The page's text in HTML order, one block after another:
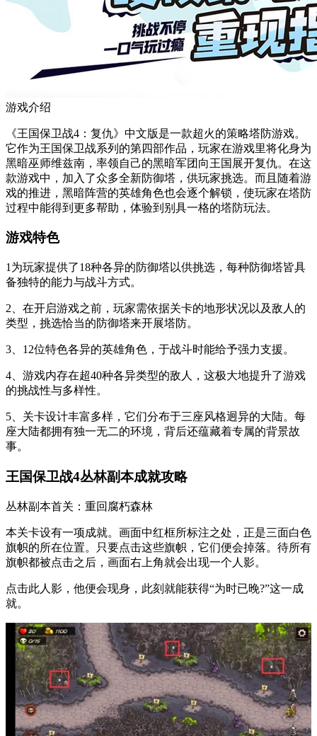
游戏介绍
《王国保卫战4：复仇》中文版是一款超火的策略塔防游戏。
它作为王国保卫战系列的第四部作品，玩家在游戏里将化身为
黑暗巫师维兹南，率领自己的黑暗军团向王国展开复仇。在这
款游戏中，加入了众多全新防御塔，供玩家挑选。而且随着游
戏的推进，黑暗阵营的英雄角色也会逐个解锁，使玩家在塔防
过程中能得到更多帮助，体验到别具一格的塔防玩法。
游戏特色
1为玩家提供了18种各异的防御塔以供挑选，每种防御塔皆具
备独特的能力与战斗方式。
2、在开启游戏之前，玩家需依据关卡的地形状况以及敌人的
类型，挑选恰当的防御塔来开展塔防。
3、12位特色各异的英雄角色，于战斗时能给予强力支援。
4、游戏内存在超40种各异类型的敌人，这极大地提升了游戏
的挑战性与多样性。
5、关卡设计丰富多样，它们分布于三座风格迥异的大陆。每
座大陆都拥有独一无二的环境，背后还蕴藏着专属的背景故
事。
王国保卫战4丛林副本成就攻略
丛林副本首关：重回腐朽森林
本关卡设有一项成就。画面中红框所标注之处，正是三面白色
旗帜的所在位置。只要点击这些旗帜，它们便会掉落。待所有
旗帜都被点击之后，画面右上角就会出现一个人影。
点击此人影，他便会现身，此刻就能获得“为时已晚?”这一成
就。